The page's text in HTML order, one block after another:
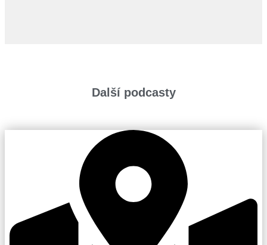
Další podcasty